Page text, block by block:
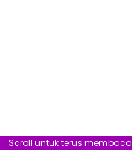
Scroll untuk terus membaca